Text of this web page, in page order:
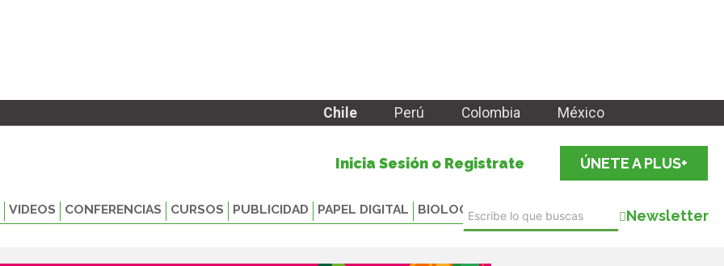
Chile Perú Colombia México
Inicia Sesión o Registrate ÚNETE A PLUS+
VIDEOS CONFERENCIAS CURSOS PUBLICIDAD PAPEL DIGITAL BIOLOGICALS Newsletter